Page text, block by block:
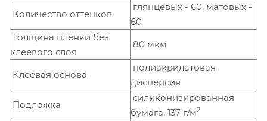
Количество оттенков
глянцевых - 60, матовых -
60
Толщина пленки без
клеевого слоя
80 мкм
Клеевая основа
полиакрилатовая
дисперсия
Подложка
силиконизированная
бумага, 137 г/м2